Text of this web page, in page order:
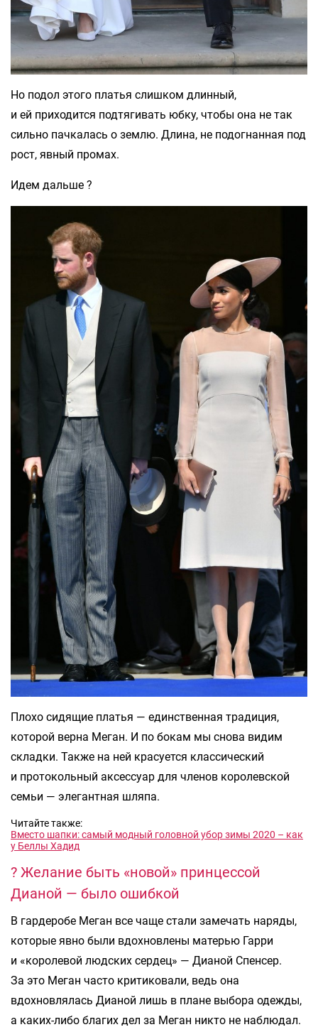
Но подол этого платья слишком длинный,
и ей приходится подтягивать юбку, чтобы она не так
сильно пачкалась о землю. Длина, не подогнанная под
рост, явный промах.
Идем дальше ?
Плохо сидящие платья — единственная традиция,
которой верна Меган. И по бокам мы снова видим
складки. Также на ней красуется классический
и протокольный аксессуар для членов королевской
семьи — элегантная шляпа.
Читайте также:
Вместо шапки: самый модный головной убор зимы 2020 – как
у Беллы Хадид
? Желание быть «новой» принцессой
Дианой — было ошибкой
В гардеробе Меган все чаще стали замечать наряды,
которые явно были вдохновлены матерью Гарри
и «королевой людских сердец» — Дианой Спенсер.
За это Меган часто критиковали, ведь она
вдохновлялась Дианой лишь в плане выбора одежды,
а каких-либо благих дел за Меган никто не наблюдал.